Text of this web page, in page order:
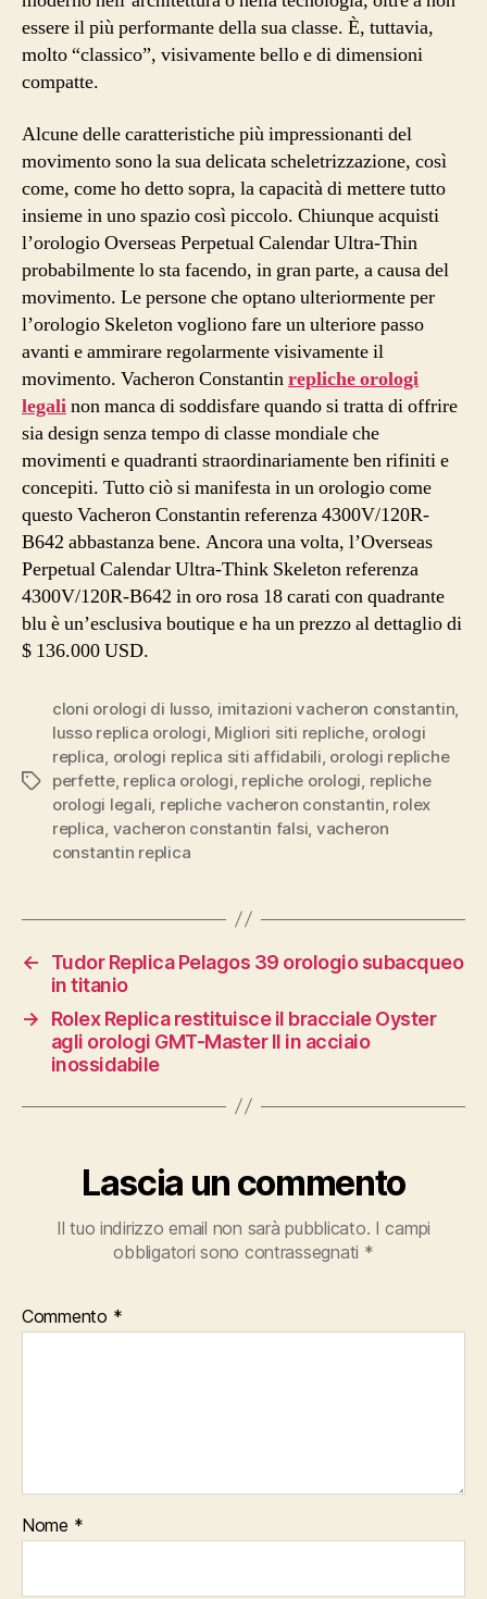
essere il più performante della sua classe. È, tuttavia,
molto “classico”, visivamente bello e di dimensioni
compatte.
Alcune delle caratteristiche più impressionanti del
movimento sono la sua delicata scheletrizzazione, così
come, come ho detto sopra, la capacità di mettere tutto
insieme in uno spazio così piccolo. Chiunque acquisti
l’orologio Overseas Perpetual Calendar Ultra-Thin
probabilmente lo sta facendo, in gran parte, a causa del
movimento. Le persone che optano ulteriormente per
l’orologio Skeleton vogliono fare un ulteriore passo
avanti e ammirare regolarmente visivamente il
movimento. Vacheron Constantinrepliche orologi
legalinon manca di soddisfare quando si tratta di offrire
sia design senza tempo di classe mondiale che
movimenti e quadranti straordinariamente ben rifiniti e
concepiti. Tutto ciò si manifesta in un orologio come
questo Vacheron Constantin referenza 4300V/120R-
B642 abbastanza bene. Ancora una volta, l’Overseas
Perpetual Calendar Ultra-Think Skeleton referenza
4300V/120R-B642 in oro rosa 18 carati con quadrante
blu è un’esclusiva boutique e ha un prezzo al dettaglio di
$ 136.000 USD.
Tag
cloni orologi di lusso, imitazioni vacheron constantin,
lusso replica orologi, Migliori siti repliche, orologi
replica, orologi replica siti affidabili, orologi repliche
perfette, replica orologi, repliche orologi, repliche
orologi legali, repliche vacheron constantin, rolex
replica, vacheron constantin falsi, vacheron
constantin replica
←
Tudor Replica Pelagos 39 orologio subacqueo
in titanio
→
Rolex Replica restituisce il bracciale Oyster
agli orologi GMT-Master II in acciaio
inossidabile
Lascia un commento
Il tuo indirizzo email non sarà pubblicato. I campi
obbligatori sono contrassegnati *
Commento *
Nome *